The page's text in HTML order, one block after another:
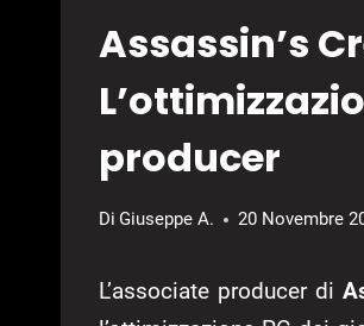
Assassin’s
producer
Di Giuseppe A. 20 Novembre
L’associate producer di